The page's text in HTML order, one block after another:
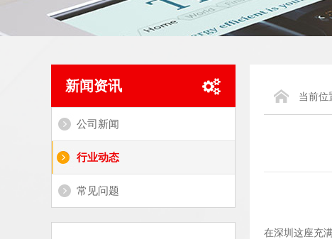
新闻资讯
公司新闻
行业动态
常见问题
当前位
在深圳这座充